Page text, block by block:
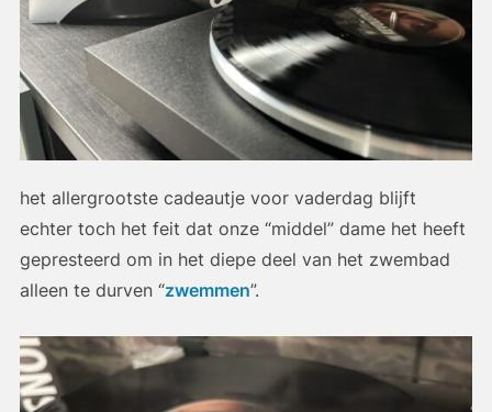
het allergrootste cadeautje voor vaderdag blijft
echter toch het feit dat onze “middel” dame het heeft
gepresteerd om in het diepe deel van het zwembad
alleen te durven “zwemmen”.